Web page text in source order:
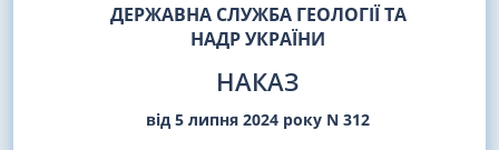
ДЕРЖАВНА СЛУЖБА ГЕОЛОГІЇ ТА
НАДР УКРАЇНИ
НАКАЗ
від 5 липня 2024 року N 312